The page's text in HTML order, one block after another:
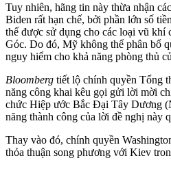
Tuy nhiên, hãng tin này thừa nhận
Biden rất hạn chế, bởi phần lớn số
thể được sử dụng cho các loại vũ khí
Góc. Do đó, Mỹ không thể phân bổ
nguy hiểm cho khả năng phòng thủ
Bloomberg tiết lộ chính quyền Tổng
năng công khai kêu gọi gửi lời mời
chức Hiệp ước Bắc Đại Tây Dương
năng thành công của lời đề nghị này
Thay vào đó, chính quyền
thỏa thuận song phương với Kiev